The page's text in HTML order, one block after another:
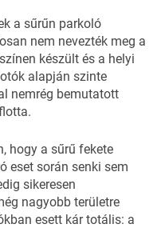
a sűrűn parkoló
nem nevezték meg a
készült és a helyi
alapján szinte
nemrég bemutatott
hogy a sűrű fekete
eset során senki sem
sikeresen
nagyobb területre
esett kár totális: a